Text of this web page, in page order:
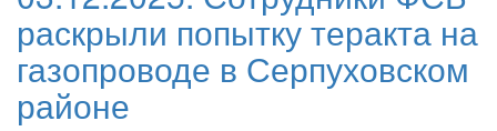
раскрыли попытку теракта на
газопроводе в Серпуховском
районе